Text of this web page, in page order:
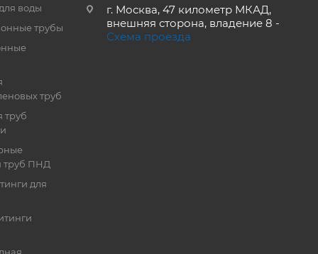
воды
трубы
труб
труб
труб ПНД
для
г. Москва, 47 километр МКАД,
внешняя сторона, владение 8 -
Схема проезда